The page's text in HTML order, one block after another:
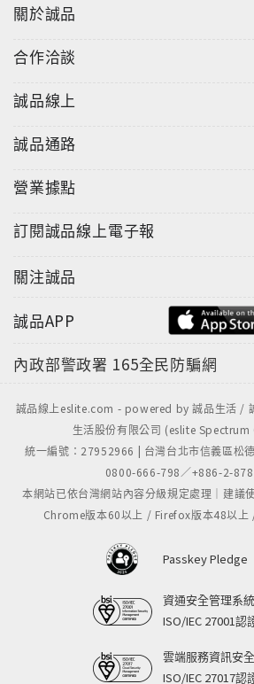
而「東部生活空間開發的起點」、「
坡」、「高雄之愛－－洪都山公眾景
篇，則關於地方建設或發展的建議書
關於誠品
合作洽談
誠品線上
誠品通路
營業據點
訂閱誠品線上電子報
關注誠品
誠品APP
內政部警政署 165全民防騙網
誠品線上eslite.com - powered by 誠品生活 /
生活股份有限公司 (eslite
統一編號：27952966 | 台灣台北市信義區松
0800-666-798／+886-2-
本網站已依台灣網站內容分級規定處理｜建議
Chrome版本60以上 / Firefox版本48以
Passkey Pledge
資通安全管理系
ISO/IEC 27001認
雲端服務資訊安
ISO/IEC 27017認